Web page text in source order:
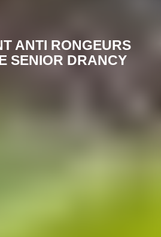
ANTI RONGEURS
SENIOR DRANCY